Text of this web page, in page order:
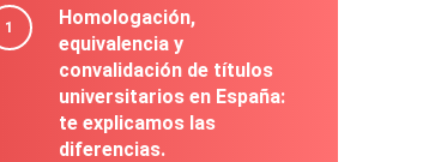
Homologación,
equivalencia y
convalidación de títulos
universitarios en España:
te explicamos las
diferencias.